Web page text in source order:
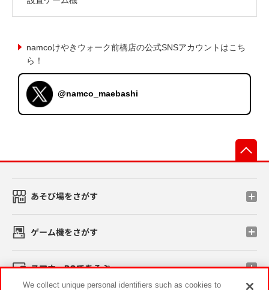
namcoけやきウォーク前橋店の公式SNSアカウントはこち
ら！
@namco_maebashi
あそび場をさがす
ゲーム機をさがす
スマホ・PCであそぶ
We collect unique personal identifiers such as cookies to